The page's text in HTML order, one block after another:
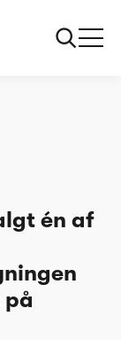
har valgt en af to
kan
én af